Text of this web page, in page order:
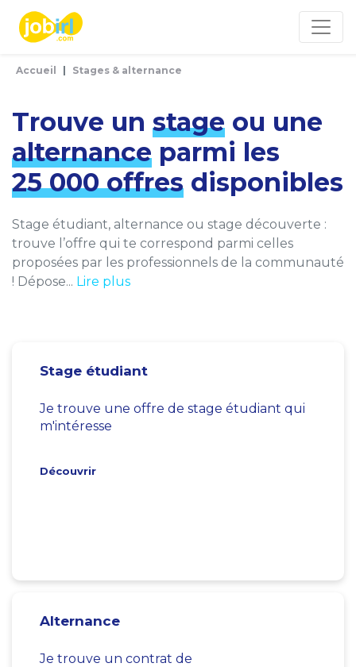
Accueil Stages & alternance
Trouve un stage ou une
alternance parmi les
25 000 offres disponibles
Stage étudiant, alternance ou stage découverte :
trouve l’offre qui te correspond parmi celles
proposées par les professionnels de la communauté
! Dépose... Lire plus
Stage étudiant
Je trouve une offre de stage étudiant qui
m'intéresse
Découvrir
Alternance
Je trouve un contrat de
Panneau de gestion des cookies